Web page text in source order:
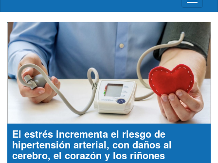
menú
El estrés incrementa el riesgo de
hipertensión arterial, con daños al
cerebro, el corazón y los riñones